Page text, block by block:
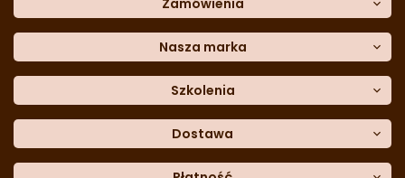
telefon:601 767 272
Polityka zwrotów
Dostępność cyfrowa
Historia zamówień
Lista ulubionych
Moje rabaty
Zamówienia
Metody płatności
Dane do przelewu
Formularzreklamacji
Formularzzwrotu
Nasza marka
Trio Gelato
CDN
Szkolenia
Academy of Baker Arts
Dostawa